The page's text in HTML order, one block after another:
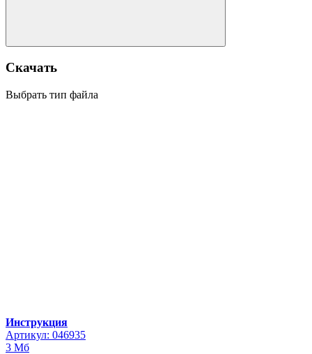
Скачать
Выбрать тип файла
Инструкция
Артикул: 046935
3 Мб